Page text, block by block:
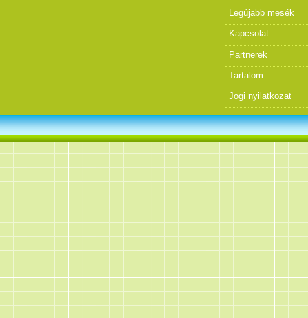
Legújabb mesék
Kapcsolat
Partnerek
Tartalom
Jogi nyilatkozat